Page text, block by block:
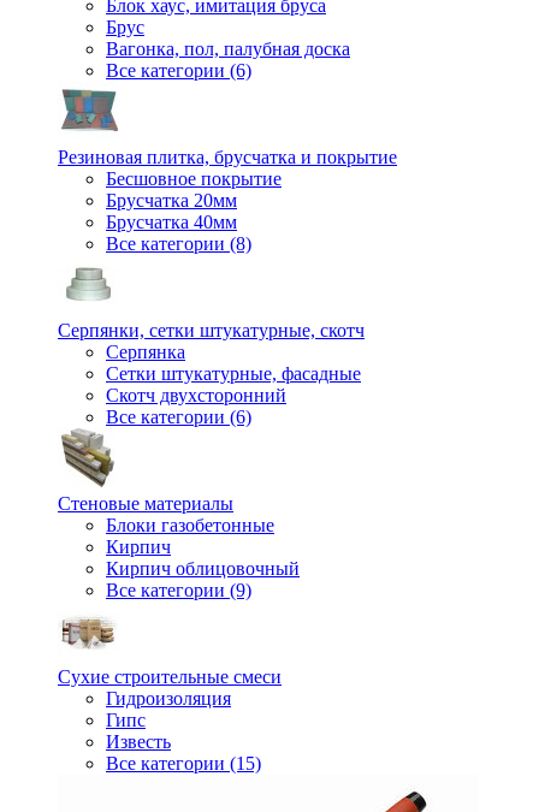
Блок хаус, имитация бруса
Брус
Вагонка, пол, палубная доска
Все категории (6)
Резиновая плитка, брусчатка и покрытие
Бесшовное покрытие
Брусчатка 20мм
Брусчатка 40мм
Все категории (8)
Серпянки, сетки штукатурные, скотч
Серпянка
Сетки штукатурные, фасадные
Скотч двухсторонний
Все категории (6)
Стеновые материалы
Блоки газобетонные
Кирпич
Кирпич облицовочный
Все категории (9)
Сухие строительные смеси
Гидроизоляция
Гипс
Известь
Все категории (15)